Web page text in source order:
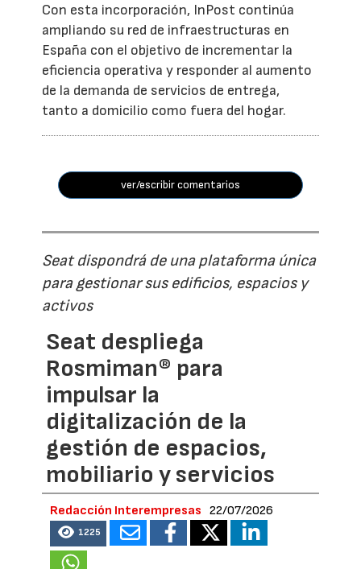
Con esta incorporación, InPost continúa
ampliando su red de infraestructuras en
España con el objetivo de incrementar la
eficiencia operativa y responder al aumento
de la demanda de servicios de entrega,
tanto a domicilio como fuera del hogar.
ver/escribir comentarios
Seat dispondrá de una plataforma única
para gestionar sus edificios, espacios y
activos
Seat despliega
Rosmiman® para
impulsar la
digitalización de la
gestión de espacios,
mobiliario y servicios
Redacción Interempresas 22/07/2026
1225